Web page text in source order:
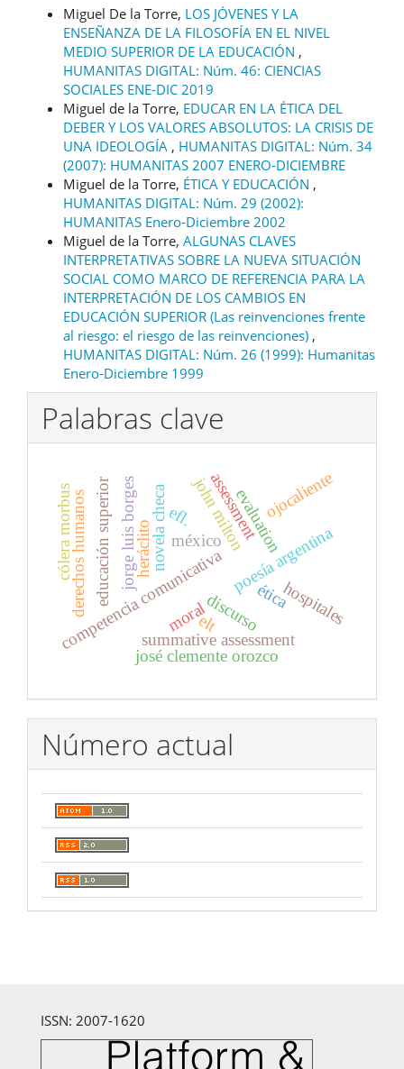
Miguel De la Torre, LOS JÓVENES Y LA
ENSEÑANZA DE LA FILOSOFÍA EN EL NIVEL
MEDIO SUPERIOR DE LA EDUCACIÓN ,
HUMANITAS DIGITAL: Núm. 46: CIENCIAS
SOCIALES ENE-DIC 2019
Miguel de la Torre, EDUCAR EN LA ÉTICA DEL
DEBER Y LOS VALORES ABSOLUTOS: LA CRISIS DE
UNA IDEOLOGÍA , HUMANITAS DIGITAL: Núm. 34
(2007): HUMANITAS 2007 ENERO-DICIEMBRE
Miguel de la Torre, ÉTICA Y EDUCACIÓN ,
HUMANITAS DIGITAL: Núm. 29 (2002):
HUMANITAS Enero-Diciembre 2002
Miguel de la Torre, ALGUNAS CLAVES
INTERPRETATIVAS SOBRE LA NUEVA SITUACIÓN
SOCIAL COMO MARCO DE REFERENCIA PARA LA
INTERPRETACIÓN DE LOS CAMBIOS EN
EDUCACIÓN SUPERIOR (Las reinvenciones frente
al riesgo: el riesgo de las reinvenciones) ,
HUMANITAS DIGITAL: Núm. 26 (1999): Humanitas
Enero-Diciembre 1999
Palabras clave
discurso
competencia comunicativa
educación superiorjorge luis borgesheráclito john milton
poesía argentina
derechos humanos ética
moral
méxico
novela checa assessment
evaluation
summative assessment
elt
efl.
josé clemente orozco
cólera morbus ojocaliente
hospitales
Número actual
ISSN: 2007-1620